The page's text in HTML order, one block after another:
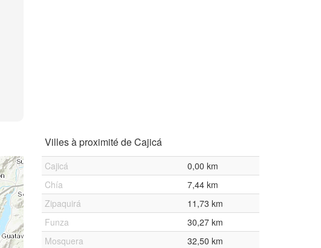
Villes à proximité de Cajicá
Cajicá
0,00 km
Chía
7,44 km
Zipaquirá
11,73 km
Funza
30,27 km
Mosquera
32,50 km